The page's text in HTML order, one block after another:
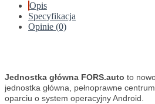
Opis
Specyfikacja
Opinie (0)
Jednostka główna FORS.auto to
jednostka główna, pełnoprawne
oparciu o system operacyjny Android.